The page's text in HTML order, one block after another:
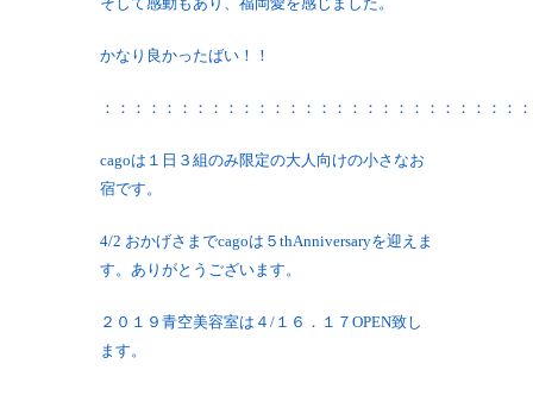
かなり良かったばい！！
：：：：：：：：：：：：：：：：：：：：：：：：：：：
cagoは１日３組のみ限定の大人向けの小さなお
宿です。
4/2 おかげさまでcagoは５thAnniversaryを迎えま
す。ありがとうございます。
２０１９青空美容室は４/１６．１７OPEN致し
ます。